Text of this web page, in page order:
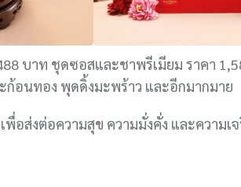
บาท ชุดซอสและชาพรีเมียม ราคา
ก้อนทอง พุดดิ้งมะพร้าว และอีกมากมาย
ส่งต่อความสุข ความมั่งคั่ง และความเจ